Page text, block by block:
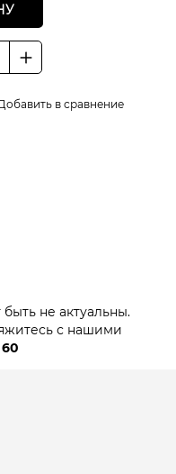
в сравнение
не актуальны.
с нашими